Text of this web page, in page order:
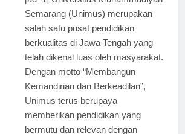
[ad_1] Universitas Muhammadiyah
Semarang (Unimus) merupakan
salah satu pusat pendidikan
berkualitas di Jawa Tengah yang
telah dikenal luas oleh masyarakat.
Dengan motto “Membangun
Kemandirian dan Berkeadilan”,
Unimus terus berupaya
memberikan pendidikan yang